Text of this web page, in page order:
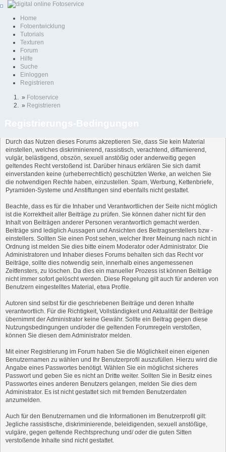
Home
Fotoentwicklung
Tutorials
Texturen
Forum
Hilfe
Suche
Einloggen
Registrieren
» Fotoservice
» Registrieren
Durch das Nutzen dieses Forums akzeptieren Sie, dass Sie kein Material
einstellen, welches diskriminierend, rassistisch, verachtend, diffamierend,
vulgär, belästigend, obszön, sexuell anstößig oder anderweitig gegen
geltendes Recht verstoßend ist. Darüber hinaus erklären Sie sich damit
einverstanden keine (urheberrechtlich) geschützten Werke, an welchen Sie
die notwendigen Rechte haben, einzustellen. Spam, Werbung, Kettenbriefe,
Pyramiden-Systeme und Anstiftungen sind ebenfalls nicht gestattet.
Beachte, dass es für die Inhaber und Verantwortlichen der Seite nicht möglich
ist die Korrektheit aller Beiträge zu prüfen. Sie können daher nicht für den
Inhalt von Beiträgen anderer Personen verantwortlich gemacht werden.
Beiträge sind lediglich Aussagen und Ansichten des Beitragserstellers bzw -
einstellers. Sollten Sie einen Post sehen, welcher Ihrer Meinung nach nicht in
Ordnung ist melden Sie dies bitte einem Moderator oder Administrator. Die
Administratoren und Inhaber dieses Forums behalten sich das Recht vor
Beiträge, sollte dies notwendig sein, innerhalb eines angemessenen
Zeitfensters, zu löschen. Da dies ein manueller Prozess ist können Beiträge
nicht immer sofort gelöscht werden. Diese Regelung gilt auch für anderen von
Benutzern eingestelltes Material, etwa Profile.
Autoren sind selbst für die geschriebenen Beiträge und deren Inhalte
verantwortlich. Für die Richtigkeit, Vollständigkeit und Aktualität der Beiträge
übernimmt der Administrator keine Gewähr. Sollte ein Beitrag gegen diese
Nutzungsbedingungen und/oder die geltenden Forumregeln verstoßen,
können Sie diesen dem Administrator melden.
Mit einer Registrierung im Forum haben Sie die Möglichkeit einen eigenen
Benutzernamen zu wählen und Ihr Benutzerprofil auszufüllen. Hierzu wird die
Angabe eines Passwortes benötigt. Wählen Sie ein möglichst sicheres
Passwort und geben Sie es nicht an Dritte weiter. Sollten Sie in Besitz eines
Passwortes eines anderen Benutzers gelangen, melden Sie dies dem
Administrator. Es ist nicht gestattet sich mit fremden Benutzerdaten
anzumelden.
Auch für den Benutzernamen und die Informationen im Benutzerprofil gilt:
Jegliche rassistische, diskriminierende, beleidigenden, sexuell anstößige,
vulgäre, gegen geltende Rechtsprechung und/ oder die guten Sitten
verstoßende Inhalte sind nicht gestattet.